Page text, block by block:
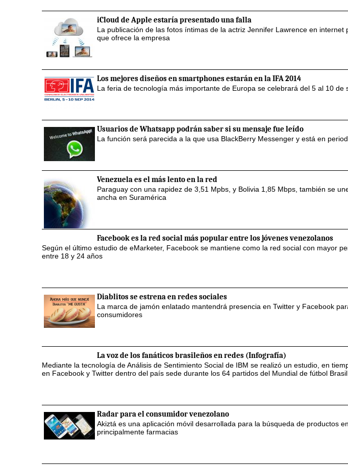
iCloud de Apple estaría presentado una falla
La publicación de las fotos íntimas de la actriz Jennifer Lawrence en
que ofrece la empresa
Los mejores diseños en smartphones estarán en la IFA 2014
La feria de tecnología más importante de Europa se celebrará del 5 al 10 de
Usuarios de Whatsapp podrán saber si su mensaje fue leído
La función será parecida a la que usa BlackBerry Messenger y está en
Venezuela es el más lento en la red
Paraguay con una rapidez de 3,51 Mpbs, y Bolivia 1,85 Mbps, también se
ancha en Suramérica
Facebook es la red social más popular entre los jóvenes venezolanos
Según el último estudio de eMarketer, Facebook se mantiene como la red social con mayor
entre 18 y 24 años
Diablitos se estrena en redes sociales
La marca de jamón enlatado mantendrá presencia en Twitter y Facebook
consumidores
La voz de los fanáticos brasileños en redes (Infografía)
Mediante la tecnología de Análisis de Sentimiento Social de IBM se realizó un estudio, en
en Facebook y Twitter dentro del país sede durante los 64 partidos del Mundial de fútbol
Radar para el consumidor venezolano
Akiztá es una aplicación móvil desarrollada para la búsqueda de productos
principalmente farmacias